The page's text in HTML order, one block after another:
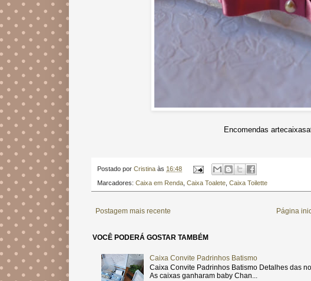
Encomendas
Postado por Cristina às 16:48
Marcadores: Caixa em Renda, Caixa Toalete, Caixa Toilette
Postagem mais recente Página
VOCÊ PODERÁ GOSTAR TAMBÉM
Caixa Convite Padrinhos Batismo
Caixa Convite Padrinhos Batismo Detalhes das
As caixas ganharam baby Chan...